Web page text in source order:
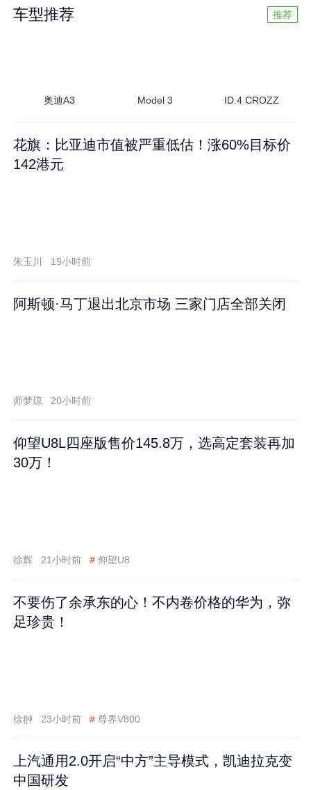
车型推荐 推荐
奥迪A3 Model 3 ID.4 CROZZ
花旗：比亚迪市值被严重低估！涨60%目标价
142港元
朱玉川 19小时前
阿斯顿·马丁退出北京市场 三家门店全部关闭
师梦琼 20小时前
仰望U8L四座版售价145.8万，选高定套装再加
30万！
徐辉 21小时前 # 仰望U8
不要伤了余承东的心！不内卷价格的华为，弥
足珍贵！
徐翀 23小时前 # 尊界V800
上汽通用2.0开启“中方”主导模式，凯迪拉克变
中国研发